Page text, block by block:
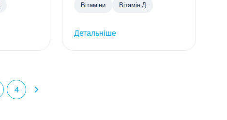
Вітаміни Вітамін Д
Детальніше
4